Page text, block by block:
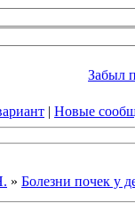
Забыл
| Новые
» Болезни почек у